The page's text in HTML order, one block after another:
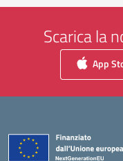
Scarica la
App